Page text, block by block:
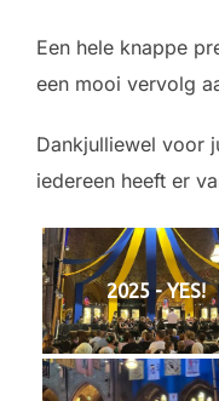
Een hele knappe
een mooi vervolg
Dankjulliewel voor
iedereen heeft er
2025 - YES!